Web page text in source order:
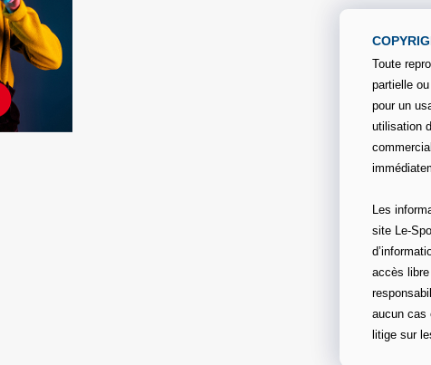
Toute
partielle
pour un
utilisation
Les
site Le-
accès
aucun cas
litige sur